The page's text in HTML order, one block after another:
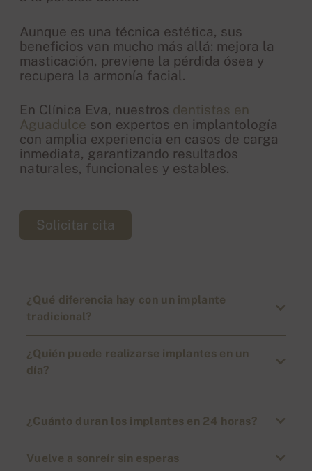
Aunque es una técnica estética, sus
beneficios van mucho más allá: mejora la
masticación, previene la pérdida ósea y
recupera la armonía facial.
En Clínica Eva, nuestros dentistas en
Aguadulce son expertos en implantología
con amplia experiencia en casos de carga
inmediata, garantizando resultados
naturales, funcionales y estables.
Solicitar cita
¿Qué diferencia hay con un implante
tradicional?
¿Quién puede realizarse implantes en un
día?
¿Cuánto duran los implantes en 24 horas?
Vuelve a sonreír sin esperas